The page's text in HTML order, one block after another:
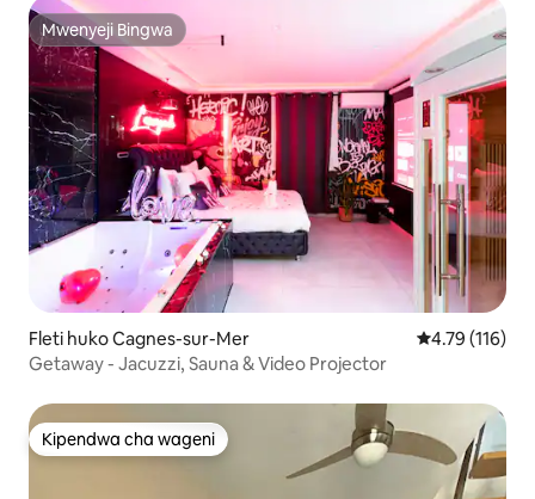
Mwenyeji Bingwa
Mwenyeji Bingwa
Fleti huko Cagnes-sur-Mer Ukadiriaji wa
4.79 (116)
Getaway - Jacuzzi, Sauna & Video Projector
Kipendwa cha wageni
Kipendwa cha wageni